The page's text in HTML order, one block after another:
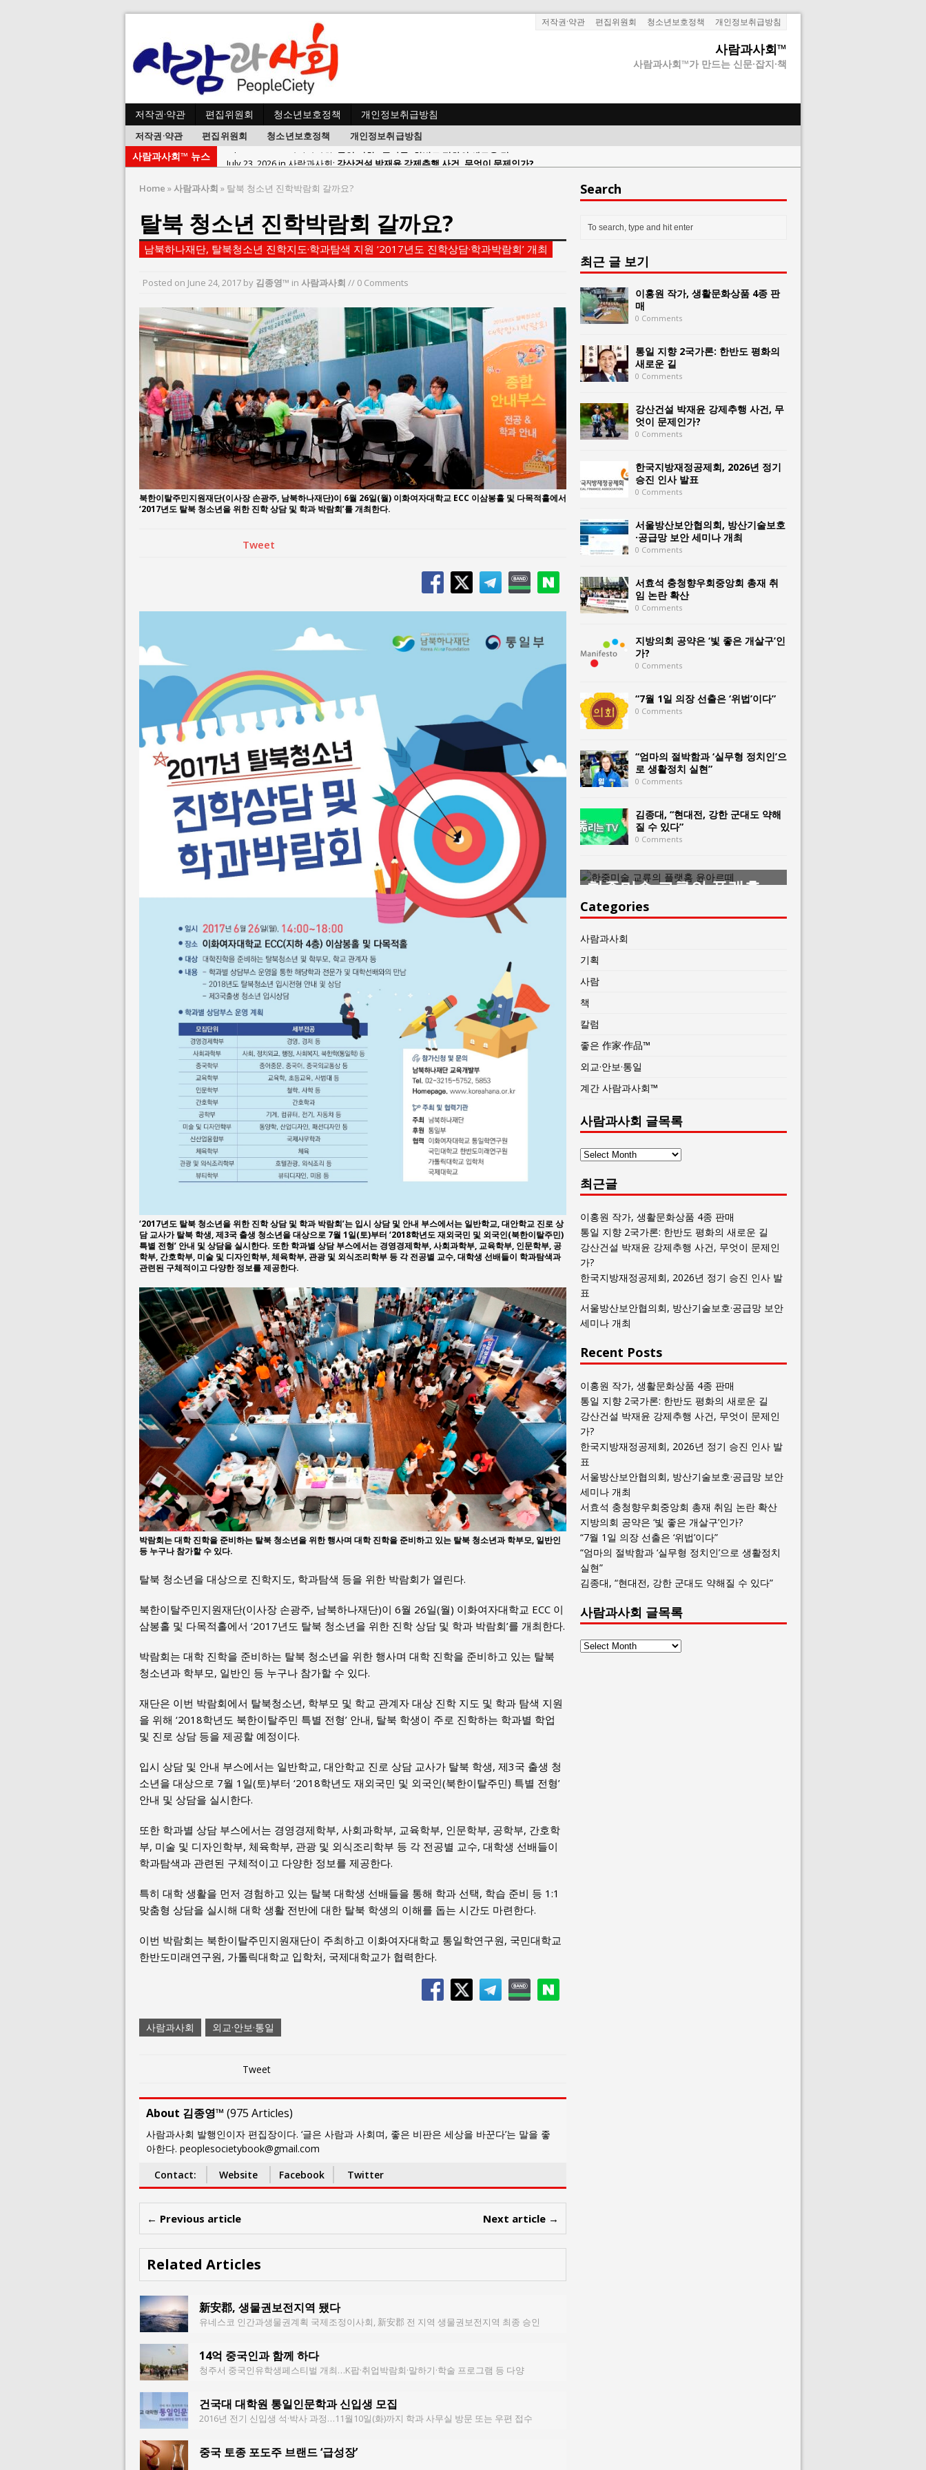
저작권·약관 편집위원회 청소년보호정책 개인정보취급방침
사람과사회™
사람과사회™가 만드는 신문·잡지·책
저작권·약관 편집위원회 청소년보호정책 개인정보취급방침
저작권·약관 편집위원회 청소년보호정책 개인정보취급방침
사람과사회™ 뉴스 July 23, 2026 in 사람과사회: 강산건설 박재윤 강제추행 사건, 무엇이 문제인가?
June 22, 2026 in 사람과사회: 서효석 충청향우회중앙회 총재 취임 논란 확산
June 8, 2026 in 사람과사회:지방의회 공약은 ‘빛 좋은 개살구’인가?
June 2, 2026 in 사람과사회:“7월 1일 의장 선출은 ‘위법’이다”
May 27, 2026 in 사람과사회:“엄마의 절박함과 ‘실무형 정치인’으로 생활정치 실현”
August 3, 2026 in 사람과사회:이홍원 작가, 생활문화상품 4종 판매
July 26, 2026 in 사람과사회:
통일 지향 2국가론: 한반도 평화의 새로운 길
Home »사람과사회 » 탈북 청소년 진학박람회 갈까요?
탈북 청소년 진학박람회 갈까요?
남북하나재단, 탈북청소년 진학지도·학과탐색 지원 ‘2017년도 진학상담·학과박람회’ 개최
Posted on June 24, 2017 by 김종영™ in 사람과사회 // 0 Comments
북한이탈주민지원재단(이사장 손광주, 남북하나재단)이 6월 26일(월) 이화여자대학교 ECC 이삼봉홀 및 다목적홀에서
‘2017년도 탈북 청소년을 위한 진학 상담 및 학과 박람회’를 개최한다.
Tweet
‘2017년도 탈북 청소년을 위한 진학 상담 및 학과 박람회’는 입시 상담 및 안내 부스에서는 일반학교, 대안학교 진로 상
담 교사가 탈북 학생, 제3국 출생 청소년을 대상으로 7월 1일(토)부터 ‘2018학년도 재외국민 및 외국인(북한이탈주민)
특별 전형’ 안내 및 상담을 실시한다. 또한 학과별 상담 부스에서는 경영경제학부, 사회과학부, 교육학부, 인문학부, 공
학부, 간호학부, 미술 및 디자인학부, 체육학부, 관광 및 외식조리학부 등 각 전공별 교수, 대학생 선배들이 학과탐색과
관련된 구체적이고 다양한 정보를 제공한다.
박람회는 대학 진학을 준비하는 탈북 청소년을 위한 행사며 대학 진학을 준비하고 있는 탈북 청소년과 학부모, 일반인
등 누구나 참가할 수 있다.
탈북 청소년을 대상으로 진학지도, 학과탐색 등을 위한 박람회가 열린다.
북한이탈주민지원재단(이사장 손광주, 남북하나재단)이 6월 26일(월) 이화여자대학교 ECC 이
삼봉홀 및 다목적홀에서 ‘2017년도 탈북 청소년을 위한 진학 상담 및 학과 박람회’를 개최한다.
박람회는 대학 진학을 준비하는 탈북 청소년을 위한 행사며 대학 진학을 준비하고 있는 탈북
청소년과 학부모, 일반인 등 누구나 참가할 수 있다.
재단은 이번 박람회에서 탈북청소년, 학부모 및 학교 관계자 대상 진학 지도 및 학과 탐색 지원
을 위해 ‘2018학년도 북한이탈주민 특별 전형’ 안내, 탈북 학생이 주로 진학하는 학과별 학업
및 진로 상담 등을 제공할 예정이다.
입시 상담 및 안내 부스에서는 일반학교, 대안학교 진로 상담 교사가 탈북 학생, 제3국 출생 청
소년을 대상으로 7월 1일(토)부터 ‘2018학년도 재외국민 및 외국인(북한이탈주민) 특별 전형’
안내 및 상담을 실시한다.
또한 학과별 상담 부스에서는 경영경제학부, 사회과학부, 교육학부, 인문학부, 공학부, 간호학
부, 미술 및 디자인학부, 체육학부, 관광 및 외식조리학부 등 각 전공별 교수, 대학생 선배들이
학과탐색과 관련된 구체적이고 다양한 정보를 제공한다.
특히 대학 생활을 먼저 경험하고 있는 탈북 대학생 선배들을 통해 학과 선택, 학습 준비 등 1:1
맞춤형 상담을 실시해 대학 생활 전반에 대한 탈북 학생의 이해를 돕는 시간도 마련한다.
이번 박람회는 북한이탈주민지원재단이 주최하고 이화여자대학교 통일학연구원, 국민대학교
한반도미래연구원, 가톨릭대학교 입학처, 국제대학교가 협력한다.
사람과사회 외교·안보·통일
Tweet
About 김종영™ (975 Articles)
사람과사회 발행인이자 편집장이다. ‘글은 사람과 사회며, 좋은 비판은 세상을 바꾼다’는 말을 좋
아한다. peoplesocietybook@gmail.com
Contact:
Website Facebook Twitter
← Previous article Next article →
Related Articles
新安郡, 생물권보전지역 됐다
유네스코 인간과생물권계획 국제조정이사회, 新安郡 전 지역 생물권보전지역 최종 승인
14억 중국인과 함께 하다
청주서 중국인유학생페스티벌 개최…K팝·취업박람회·말하기·학술 프로그램 등 다양
건국대 대학원 통일인문학과 신입생 모집
2016년 전기 신입생 석·박사 과정…11월10일(화)까지 학과 사무실 방문 또는 우편 접수
중국 토종 포도주 브랜드 ‘급성장’
Search
최근 글 보기
이홍원 작가, 생활문화상품 4종 판
매
0 Comments
통일 지향 2국가론: 한반도 평화의
새로운 길
0 Comments
강산건설 박재윤 강제추행 사건, 무
엇이 문제인가?
0 Comments
한국지방재정공제회, 2026년 정기
승진 인사 발표
0 Comments
서울방산보안협의회, 방산기술보호
·공급망 보안 세미나 개최
0 Comments
서효석 충청향우회중앙회 총재 취
임 논란 확산
0 Comments
지방의회 공약은 ‘빛 좋은 개살구’인
가?
0 Comments
“7월 1일 의장 선출은 ‘위법’이다”
0 Comments
“엄마의 절박함과 ‘실무형 정치인’으
로 생활정치 실현”
0 Comments
김종대, “현대전, 강한 군대도 약해
질 수 있다”
0 Comments
한중미술 교류의 플랫홈
윤아르떼
한중미술 교류의 플랫홈
윤아르떼
Categories
사람과사회
기획
사람
책
칼럼
좋은 作家·作品™
외교·안보·통일
계간 사람과사회™
사람과사회 글목록
사
과
사
회
글
목
록
최근글
이홍원 작가, 생활문화상품 4종 판매
통일 지향 2국가론: 한반도 평화의 새로운 길
강산건설 박재윤 강제추행 사건, 무엇이 문제인
가?
한국지방재정공제회, 2026년 정기 승진 인사 발
표
서울방산보안협의회, 방산기술보호·공급망 보안
세미나 개최
Recent Posts
이홍원 작가, 생활문화상품 4종 판매
통일 지향 2국가론: 한반도 평화의 새로운 길
강산건설 박재윤 강제추행 사건, 무엇이 문제인
가?
한국지방재정공제회, 2026년 정기 승진 인사 발
표
서울방산보안협의회, 방산기술보호·공급망 보안
세미나 개최
서효석 충청향우회중앙회 총재 취임 논란 확산
지방의회 공약은 ‘빛 좋은 개살구’인가?
“7월 1일 의장 선출은 ‘위법’이다”
“엄마의 절박함과 ‘실무형 정치인’으로 생활정치
실현”
김종대, “현대전, 강한 군대도 약해질 수 있다”
사람과사회 글목록
사